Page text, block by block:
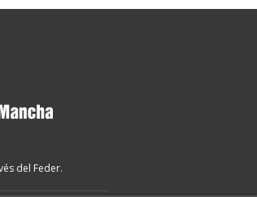
del Feder.